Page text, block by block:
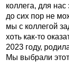
коллега, для
до сих пор не
мы с коллегой
хоть как-то
2023 году,
Мы выбрали